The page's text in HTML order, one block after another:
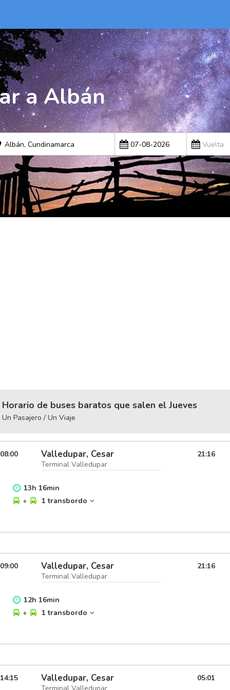
a Albán
Horario de buses baratos que salen el Jueves
Un Pasajero / Un Viaje
08:00 Valledupar, Cesar
Terminal Valledupar
21:16
13h 16min
+
1 transbordo
09:00 Valledupar, Cesar
Terminal Valledupar
21:16
12h 16min
+
1 transbordo
14:15 Valledupar, Cesar 05:01